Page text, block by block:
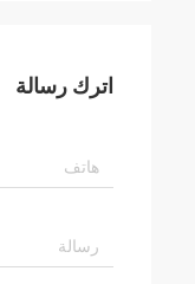
اترك رسالة